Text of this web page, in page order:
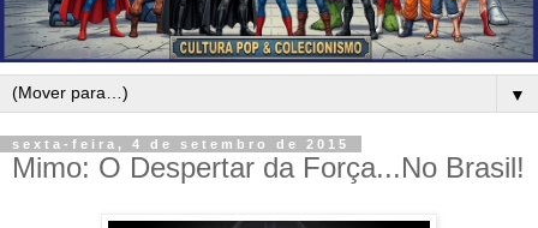
▼
sexta-feira, 4 de setembro de 2015
Mimo: O Despertar da Força...No Brasil!